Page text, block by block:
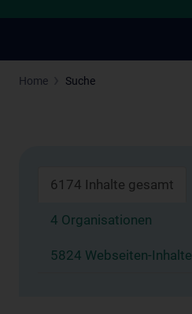
Home Suche
6174 Inhalte gesamt
4 Organisationen
5824 Webseiten-Inhalte